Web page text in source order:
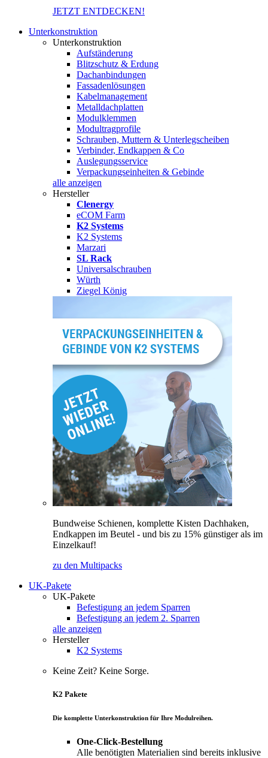
JETZT ENTDECKEN!
Unterkonstruktion
Unterkonstruktion
Aufständerung
Blitzschutz & Erdung
Dachanbindungen
Fassadenlösungen
Kabelmanagement
Metalldachplatten
Modulklemmen
Modultragprofile
Schrauben, Muttern & Unterlegscheiben
Verbinder, Endkappen & Co
Auslegungsservice
Verpackungseinheiten & Gebinde
alle anzeigen
Hersteller
Clenergy
eCOM Farm
K2 Systems
K2 Systems
Marzari
SL Rack
Universalschrauben
Würth
Ziegel König
Bundweise Schienen, komplette Kisten Dachhaken,
Endkappen im Beutel - und bis zu 15% günstiger als im
Einzelkauf!
zu den Multipacks
UK-Pakete
UK-Pakete
Befestigung an jedem Sparren
Befestigung an jedem 2. Sparren
alle anzeigen
Hersteller
K2 Systems
Keine Zeit? Keine Sorge.
K2 Pakete
Die komplette Unterkonstruktion für Ihre Modulreihen.
One-Click-Bestellung
Alle benötigten Materialien sind bereits inklusive